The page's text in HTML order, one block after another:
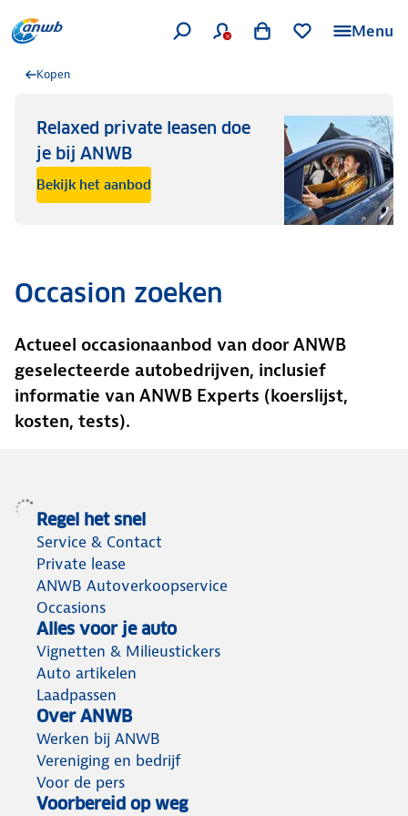
Menu
Kopen
Relaxed private leasen doe
je bij ANWB
Bekijk het aanbod
Occasion zoeken
Actueel occasionaanbod van door ANWB
geselecteerde autobedrijven, inclusief
informatie van ANWB Experts (koerslijst,
kosten, tests).
Regel het snel
Service & Contact
Private lease
ANWB Autoverkoopservice
Occasions
Alles voor je auto
Vignetten & Milieustickers
Auto artikelen
Laadpassen
Over ANWB
Werken bij ANWB
Vereniging en bedrijf
Voor de pers
Voorbereid op weg